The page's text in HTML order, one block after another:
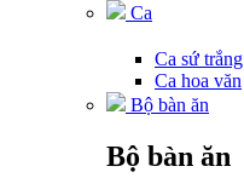
Ca
Ca sứ trắng
Ca hoa văn
Bộ bàn ăn
Bộ bàn ăn